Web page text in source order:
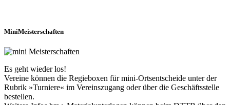
MiniMeisterschaften
Es geht wieder los!
Vereine können die Regieboxen für mini-Ortsentscheide unter der
Rubrik »Turniere« im Vereinszugang oder über die Geschäftsstelle
bestellen.